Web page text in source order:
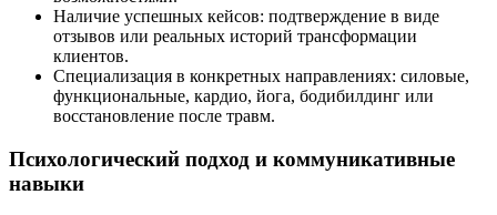
Наличие успешных кейсов: подтверждение в виде
отзывов или реальных историй трансформации
клиентов.
Специализация в конкретных направлениях: силовые,
функциональные, кардио, йога, бодибилдинг или
восстановление после травм.
Психологический подход и коммуникативные
навыки